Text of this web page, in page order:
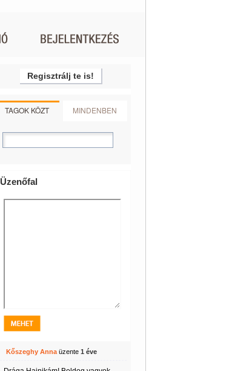
Regisztrálj te is!
TAGOK KÖZT MINDENBEN
Üzenőfal
Kőszeghy Annaüzente 1 éve